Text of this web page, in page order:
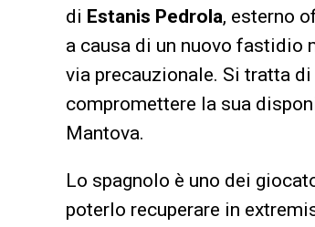
di Estanis Pedrola, esterno
a causa di un nuovo fastidio
via precauzionale. Si tratta
compromettere la sua
Mantova.
Lo spagnolo è uno dei
poterlo recuperare in